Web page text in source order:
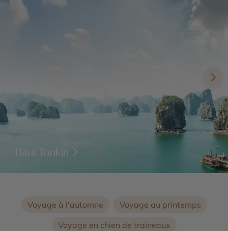
Haut Tonkin
Voyage à l'automne
Voyage au printemps
Voyage en chien de traineaux